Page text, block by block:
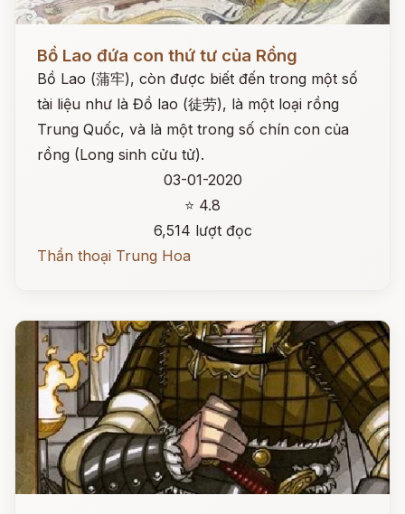
Đọc ngay
Bồ Lao đứa con thứ tư của Rồng
Bồ Lao (蒲牢), còn được biết đến trong một số
tài liệu như là Đồ lao (徒劳), là một loại rồng
Trung Quốc, và là một trong số chín con của
rồng (Long sinh cửu tử).
03-01-2020
⭐ 4.8
6,514 lượt đọc
Thần thoại Trung Hoa